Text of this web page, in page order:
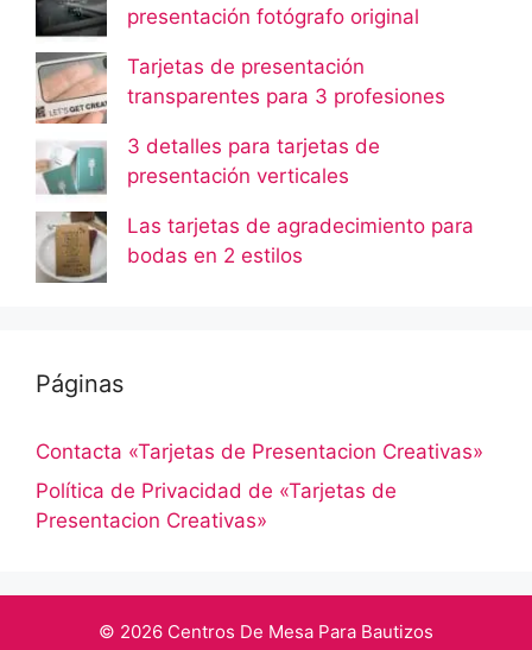
presentación fotógrafo original
Tarjetas de presentación
transparentes para 3 profesiones
3 detalles para tarjetas de
presentación verticales
Las tarjetas de agradecimiento para
bodas en 2 estilos
Páginas
Contacta «Tarjetas de Presentacion Creativas»
Política de Privacidad de «Tarjetas de
Presentacion Creativas»
© 2026 Centros De Mesa Para Bautizos